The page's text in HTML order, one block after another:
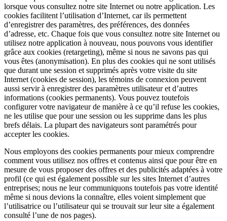
lorsque vous consultez notre site Internet ou notre application. Les
cookies facilitent l’utilisation d’Internet, car ils permettent
d’enregistrer des paramètres, des préférences, des données
d’adresse, etc. Chaque fois que vous consultez notre site Internet ou
utilisez notre application à nouveau, nous pouvons vous identifier
grâce aux cookies (retargeting), même si nous ne savons pas qui
vous êtes (anonymisation). En plus des cookies qui ne sont utilisés
que durant une session et supprimés après votre visite du site
Internet (cookies de session), les témoins de connexion peuvent
aussi servir à enregistrer des paramètres utilisateur et d’autres
informations (cookies permanents). Vous pouvez toutefois
configurer votre navigateur de manière à ce qu’il refuse les cookies,
ne les utilise que pour une session ou les supprime dans les plus
brefs délais. La plupart des navigateurs sont paramétrés pour
accepter les cookies.
Nous employons des cookies permanents pour mieux comprendre
comment vous utilisez nos offres et contenus ainsi que pour être en
mesure de vous proposer des offres et des publicités adaptées à votre
profil (ce qui est également possible sur les sites Internet d’autres
entreprises; nous ne leur communiquons toutefois pas votre identité
même si nous devions la connaître, elles voient simplement que
l’utilisatrice ou l’utilisateur qui se trouvait sur leur site a également
consulté l’une de nos pages).